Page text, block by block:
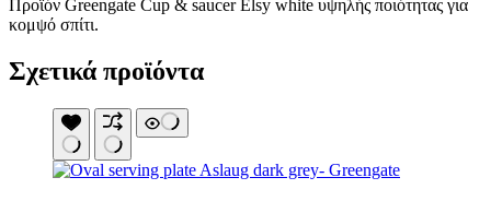
Προϊόν Greengate Cup & saucer Elsy white υψηλής ποιότητας για
κομψό σπίτι.
Σχετικά προϊόντα